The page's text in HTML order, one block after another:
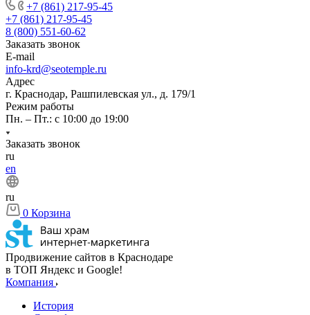
+7 (861) 217-95-45
+7 (861) 217-95-45
8 (800) 551-60-62
Заказать звонок
E-mail
info-krd@seotemple.ru
Адрес
г. Краснодар, Рашпилевская ул., д. 179/1
Режим работы
Пн. – Пт.: с 10:00 до 19:00
Заказать звонок
ru
en
ru
0 Корзина
Продвижение сайтов в Краснодаре
в ТОП Яндекс и Google!
Компания
История